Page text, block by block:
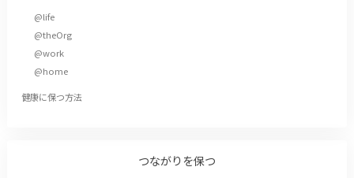
@life
@theOrg
@work
@home
健康に保つ方法
つながりを保つ